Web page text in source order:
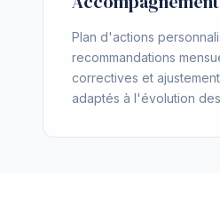
Plan d'actions
recommandations
correctives et
adaptés à l'évolution des